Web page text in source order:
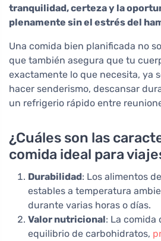
tranquilidad, certeza y la
plenamente sin el estrés del
Una comida bien planificada no
que también asegura que tu
exactamente lo que necesita, ya
hacer senderismo, descansar
un refrigerio rápido entre
¿Cuáles son las
comida ideal para
Durabilidad: Los alimentos
estables a temperatura
durante varias horas o días.
Valor nutricional: La comida
equilibrio de carbohidratos,